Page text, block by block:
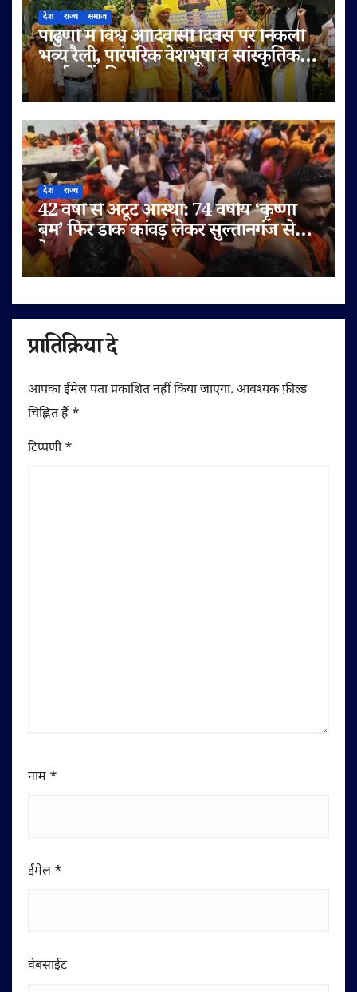
देश राज्य समाज
पांढुर्णा में विश्व आदिवासी दिवस पर निकली
भव्य रैली, पारंपरिक वेशभूषा व सांस्कृतिक
कार्यक्रमों की धूम
देश राज्य
42 वर्षों से अटूट आस्था: 74 वर्षीय ‘कृष्णा
बम’ फिर डाक कांवड़ लेकर सुल्तानगंज से
देवघर रवाना
प्रातिक्रिया दे
आपका ईमेल पता प्रकाशित नहीं किया जाएगा. आवश्यक फ़ील्ड
चिह्नित हैं *
टिप्पणी*
नाम *
ईमेल *
वेबसाईट